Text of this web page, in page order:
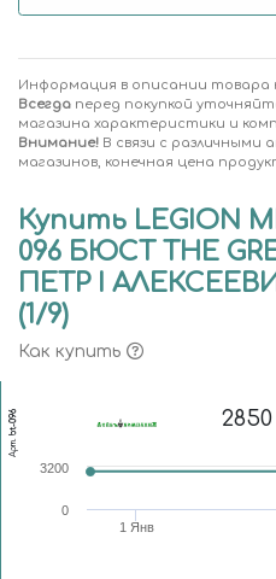
Информация в описании товара
Всегда перед покупкой
магазина характеристики и
Внимание! В связи с различными
магазинов, конечная цена
Купить LEGION
096 БЮСТ THE
ПЕТР I
(1/9)
Как купить
Арт.
bt-096 2850
1 Янв
0
3200